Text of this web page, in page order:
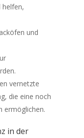
helfen,
und
vernetzte
die eine noch
ermöglichen.
in der